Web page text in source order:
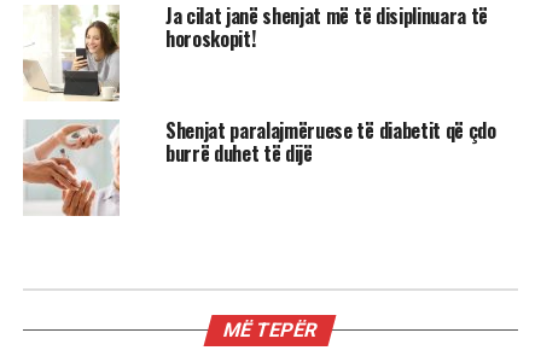
Ja cilat janë shenjat më të disiplinuara të
horoskopit!
Shenjat paralajmëruese të diabetit që çdo
burrë duhet të dijë